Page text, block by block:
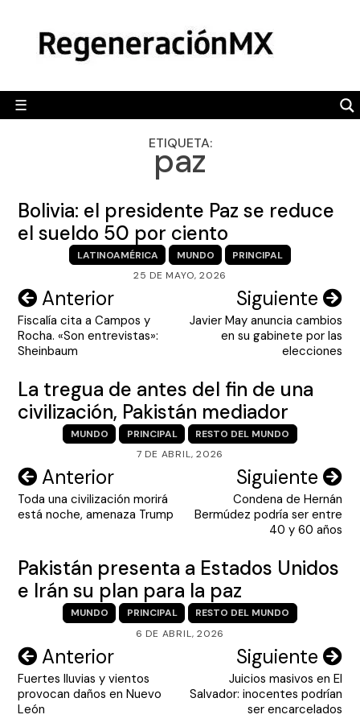
content
☰
POLÍTICA
CAMALEÓN
OPINIÓN
ENGLISH SECTION
VIDEOS
ETIQUETA:
paz
Bolivia: el presidente Paz se reduce
el sueldo 50 por ciento
LATINOAMÉRICA MUNDO
PRINCIPAL
25 DE MAYO, 2026
Navegación
de
entradas
Anterior
Fiscalía cita a Campos y
Rocha. «Son entrevistas»:
Sheinbaum
Siguiente
Javier May anuncia cambios
en su gabinete por las
elecciones
La tregua de antes del fin de una
civilización, Pakistán mediador
MUNDO PRINCIPAL
RESTO DEL MUNDO
7 DE ABRIL, 2026
Navegación
de
Anterior
Toda una civilización morirá
está noche, amenaza Trump
Siguiente
Condena de Hernán
Bermúdez podría ser entre
40 y 60 años
Pakistán presenta a Estados Unidos
e Irán su plan para la paz
MUNDO PRINCIPAL
RESTO DEL MUNDO
6 DE ABRIL, 2026
Navegación
de
entradas
Anterior
Fuertes lluvias y vientos
provocan daños en Nuevo
León
Siguiente
Juicios masivos en El
Salvador: inocentes podrían
ser encarcelados